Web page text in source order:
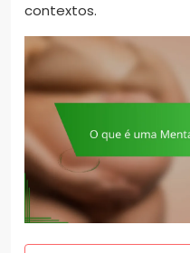
contextos.